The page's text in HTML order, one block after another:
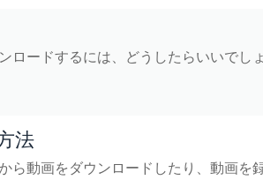
ロードするには、どうしたらいいでし
法
ら動画をダウンロードしたり、動画を